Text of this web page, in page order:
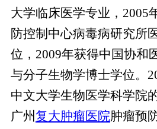
大学临床医学专业，2005
防控制中心病毒病研究所
位，2009年获得中国协和
与分子生物学博士学位。
中文大学生物医学科学院
广州复大肿瘤医院肿瘤预